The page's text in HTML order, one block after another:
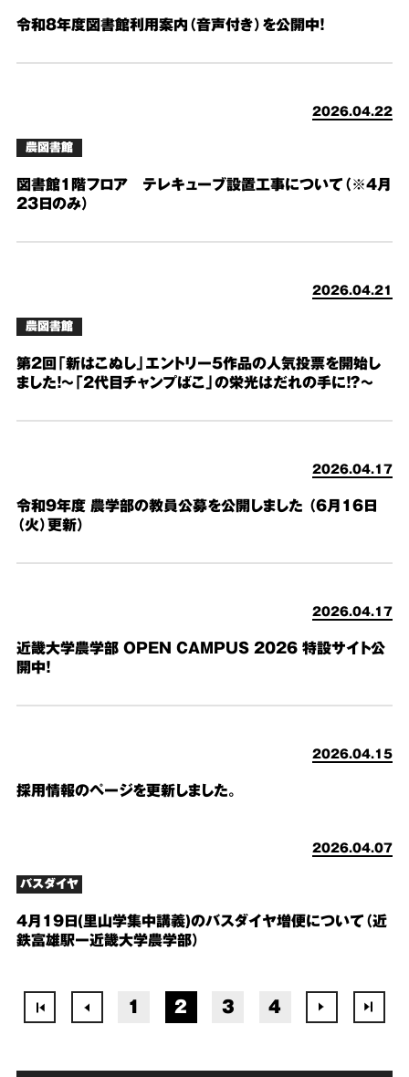
令和８年度図書館利用案内（音声付き）を公開中！
2026.04.22
農図書館
図書館1階フロア テレキューブ設置工事について（※4月
23日のみ）
2026.04.21
農図書館
第２回「新はこぬし」エントリー５作品の人気投票を開始し
ました！～「2代目チャンプばこ」の栄光はだれの手に！？～
2026.04.17
令和９年度 農学部の教員公募を公開しました （6月16日
（火）更新）
2026.04.17
近畿大学農学部 OPEN CAMPUS 2026 特設サイト公
開中！
2026.04.15
採用情報のページを更新しました。
2026.04.07
バスダイヤ
4月19日(里山学集中講義)のバスダイヤ増便について（近
鉄富雄駅ー近畿大学農学部）
1 2 3 4